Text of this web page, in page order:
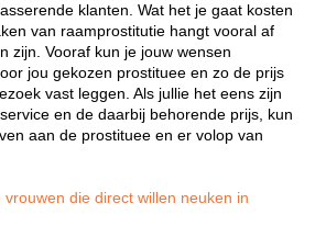
klanten. Wat het je gaat kosten
van raamprostitutie hangt vooral af
zijn. Vooraf kun je jouw wensen
jou gekozen prostituee en zo de prijs
vast leggen. Als jullie het eens zijn
en de daarbij behorende prijs, kun
aan de prostituee en er volop van
vrouwen die direct willen neuken in